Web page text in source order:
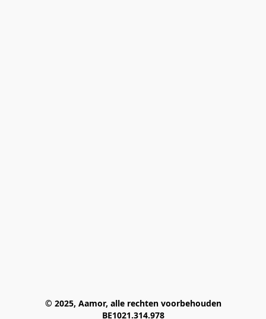
© 2025, Aamor, alle rechten voorbehouden
BE1021.314.978